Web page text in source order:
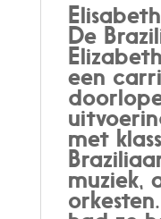
De
een
met
muziek,